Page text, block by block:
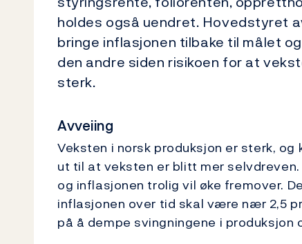
holdes også uendret. Hovedstyret
bringe inflasjonen tilbake til målet
den andre siden risikoen for at
sterk.
Avveiing
Veksten i norsk produksjon er sterk,
ut til at veksten er blitt mer
og inflasjonen trolig vil øke fremover.
inflasjonen over tid skal være nær 2,5
på å dempe svingningene i produksjon